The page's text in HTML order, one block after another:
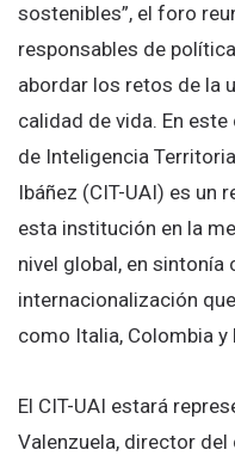
sostenibles”, el foro
responsables de
abordar los retos de la
calidad de vida. En
de Inteligencia
Ibáñez (CIT-UAI) es un
esta institución en la
nivel global, en sintonía
internacionalización
como Italia, Colombia y
El CIT-UAI estará
Valenzuela, director del